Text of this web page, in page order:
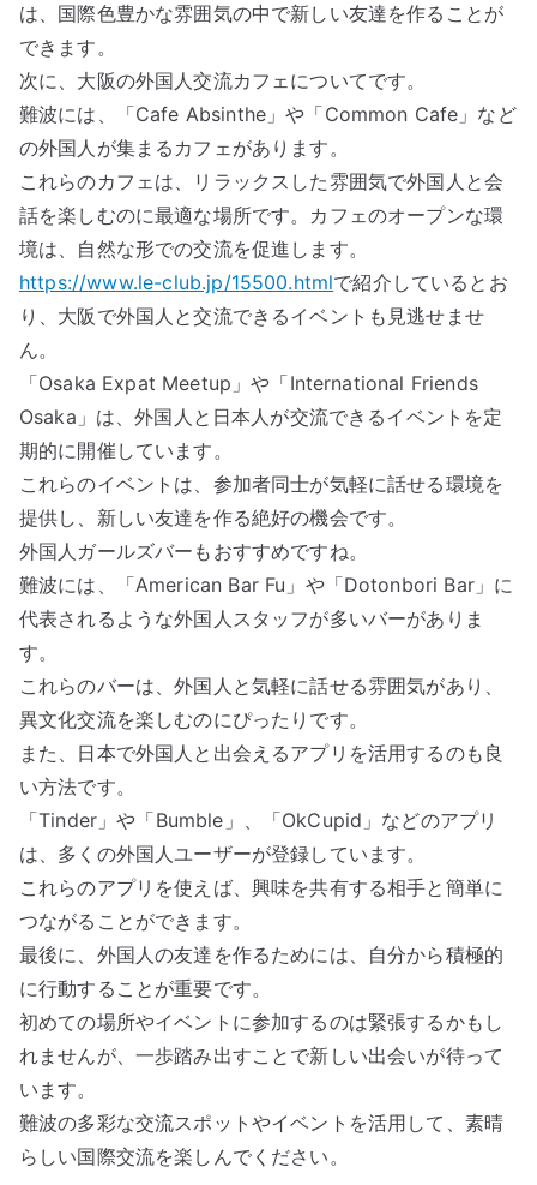
は、国際色豊かな雰囲気の中で新しい友達を作ることが
できます。
次に、大阪の外国人交流カフェについてです。
難波には、「Cafe Absinthe」や「Common Cafe」など
の外国人が集まるカフェがあります。
これらのカフェは、リラックスした雰囲気で外国人と会
話を楽しむのに最適な場所です。カフェのオープンな環
境は、自然な形での交流を促進します。
https://www.le-club.jp/15500.htmlで紹介しているとお
り、大阪で外国人と交流できるイベントも見逃せませ
ん。
「Osaka Expat Meetup」や「International Friends
Osaka」は、外国人と日本人が交流できるイベントを定
期的に開催しています。
これらのイベントは、参加者同士が気軽に話せる環境を
提供し、新しい友達を作る絶好の機会です。
外国人ガールズバーもおすすめですね。
難波には、「American Bar Fu」や「Dotonbori Bar」に
代表されるような外国人スタッフが多いバーがありま
す。
これらのバーは、外国人と気軽に話せる雰囲気があり、
異文化交流を楽しむのにぴったりです。
また、日本で外国人と出会えるアプリを活用するのも良
い方法です。
「Tinder」や「Bumble」、「OkCupid」などのアプリ
は、多くの外国人ユーザーが登録しています。
これらのアプリを使えば、興味を共有する相手と簡単に
つながることができます。
最後に、外国人の友達を作るためには、自分から積極的
に行動することが重要です。
初めての場所やイベントに参加するのは緊張するかもし
れませんが、一歩踏み出すことで新しい出会いが待って
います。
難波の多彩な交流スポットやイベントを活用して、素晴
らしい国際交流を楽しんでください。